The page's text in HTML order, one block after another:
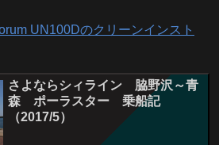
UN100Dのクリーンインスト
さよならシィライン 脇野沢～青
森 ポーラスター 乗船記
（2017/5）